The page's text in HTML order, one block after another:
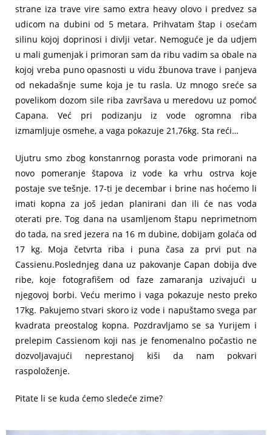
strane iza trave vire samo extra heavy olovo i predvez sa
udicom na dubini od 5 metara. Prihvatam štap i osećam
silinu kojoj doprinosi i divlji vetar. Nemoguće je da udjem
u mali gumenjak i primoran sam da ribu vadim sa obale na
kojoj vreba puno opasnosti u vidu žbunova trave i panjeva
od nekadašnje sume koja je tu rasla. Uz mnogo sreće sa
povelikom dozom sile riba završava u meredovu uz pomoć
Capana. Već pri podizanju iz vode ogromna riba
izmamljuje osmehe, a vaga pokazuje 21,76kg. Sta reći…
Ujutru smo zbog konstanrnog porasta vode primorani na
novo pomeranje štapova iz vode ka vrhu ostrva koje
postaje sve tešnje. 17-ti je decembar i brine nas hoćemo li
imati kopna za još jedan planirani dan ili će nas voda
oterati pre. Tog dana na usamljenom štapu neprimetnom
do tada, na sred jezera na 16 m dubine, dobijam golaća od
17 kg. Moja četvrta riba i puna časa za prvi put na
Cassienu.Poslednjeg dana uz pakovanje Capan dobija dve
ribe, koje fotografišem od faze zamaranja uzivajući u
njegovoj borbi. Veću merimo i vaga pokazuje nesto preko
17kg. Pakujemo stvari skoro iz vode i napuštamo svega par
kvadrata preostalog kopna. Pozdravljamo se sa Yurijem i
prelepim Cassienom koji nas je fenomenalno počastio ne
dozvoljavajući neprestanoj kiši da nam pokvari
raspoloženje.
Pitate li se kuda ćemo sledeće zime?